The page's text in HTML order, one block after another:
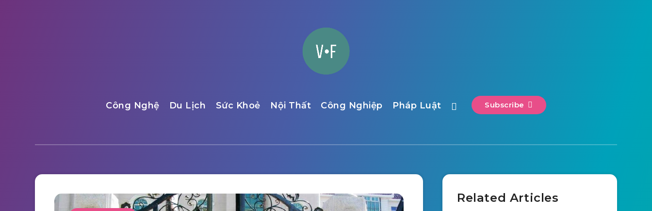
Công Nghệ Du Lịch Sức Khoẻ Nội Thất Công Nghiệp Pháp Luật Subscribe
Related Articles